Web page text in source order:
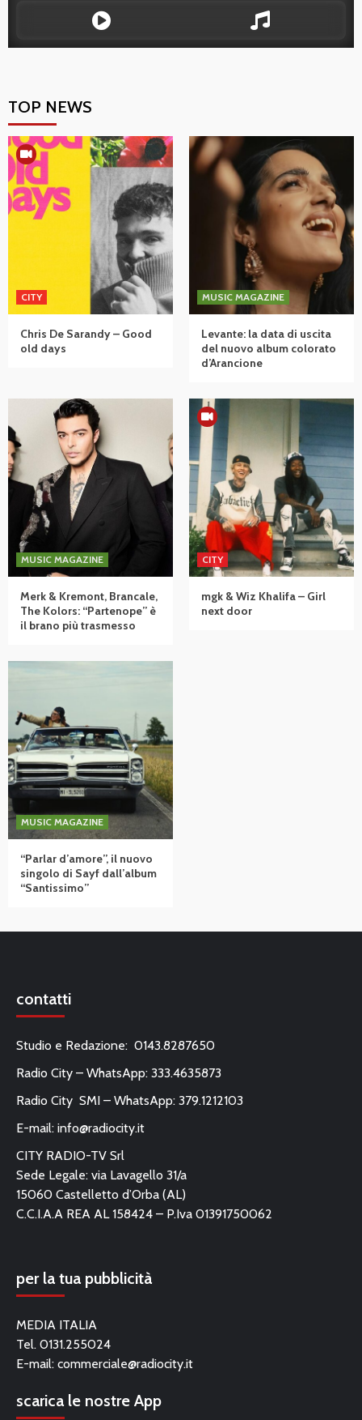
TOP NEWS
CITY
Chris De Sarandy – Good
old days
MUSIC MAGAZINE
Levante: la data di uscita
del nuovo album colorato
d’Arancione
MUSIC MAGAZINE
Merk & Kremont, Brancale,
The Kolors: “Partenope” è
il brano più trasmesso
CITY
mgk & Wiz Khalifa – Girl
next door
MUSIC MAGAZINE
“Parlar d’amore”, il nuovo
singolo di Sayf dall’album
“Santissimo”
contatti
Studio e Redazione: 0143.8287650
Radio City – WhatsApp: 333.4635873
Radio City SMI – WhatsApp: 379.1212103
E-mail: info@radiocity.it
CITY RADIO-TV Srl
Sede Legale: via Lavagello 31/a
15060 Castelletto d’Orba (AL)
C.C.I.A.A REA AL 158424 – P.Iva 01391750062
per la tua pubblicità
MEDIA ITALIA
Tel. 0131.255024
E-mail: commerciale@radiocity.it
scarica le nostre App